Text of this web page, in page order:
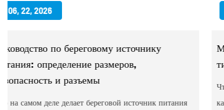
Морская лебедка для протягивания
типы, конструкция и руководство по
Что определяет Морская лебедка для протягивания
кабеля Морская лебедка для протягивания кабеля —